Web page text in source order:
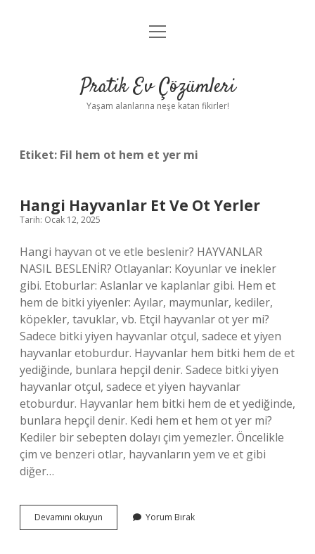
Anasayfa
Yasal Uyarı
menüyü
Pratik Ev Çözümleri
Yaşam alanlarına neşe katan fikirler!
Etiket: Fil hem ot hem et yer mi
Hangi Hayvanlar Et Ve Ot Yerler
Tarih: Ocak 12, 2025
Hangi hayvan ot ve etle beslenir? HAYVANLAR
NASIL BESLENİR? Otlayanlar: Koyunlar ve inekler
gibi. Etoburlar: Aslanlar ve kaplanlar gibi. Hem et
hem de bitki yiyenler: Ayılar, maymunlar, kediler,
köpekler, tavuklar, vb. Etçil hayvanlar ot yer mi?
Sadece bitki yiyen hayvanlar otçul, sadece et yiyen
hayvanlar etoburdur. Hayvanlar hem bitki hem de et
yediğinde, bunlara hepçil denir. Sadece bitki yiyen
hayvanlar otçul, sadece et yiyen hayvanlar
etoburdur. Hayvanlar hem bitki hem de et yediğinde,
bunlara hepçil denir. Kedi hem et hem ot yer mi?
Kediler bir sebepten dolayı çim yemezler. Öncelikle
çim ve benzeri otlar, hayvanların yem ve et gibi
diğer…
Devamını okuyun
Hayvanlar
Yorum Bırak